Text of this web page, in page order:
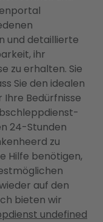
und detaillierte
ihr
zu erhalten. Sie
Sie den idealen
Bedürfnisse
24-Stunden
zu
Hilfe benötigen,
auf den
bieten wir
undefined